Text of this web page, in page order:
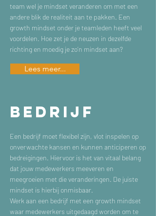
team wel je mindset veranderen om met een
andere blik de realiteit aan te pakken. Een
growth mindset onder je teamleden heeft veel
voordelen. Hoe zet je de neuzen in dezelfde
richting en moedig je zo’n mindset aan?
Lees meer...
BEDRIJF
Een bedrijf moet flexibel zijn, vlot inspelen op
onverwachte kansen en kunnen anticiperen op
bedreigingen. Hiervoor is het van vitaal belang
dat jouw medewerkers meeveren en
meegroeien met die veranderingen. De juiste
mindset is hierbij onmisbaar.
Werk aan een bedrijf met een growth mindset
waar medewerkers uitgedaagd worden om te